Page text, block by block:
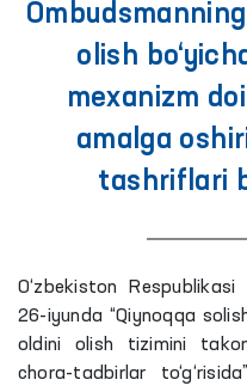
olish
mexanizm
amalga
tashriflari
O‘zbekiston
26-iyunda “Qiynoqqa
oldini olish tizimini
chora-tadbirlar